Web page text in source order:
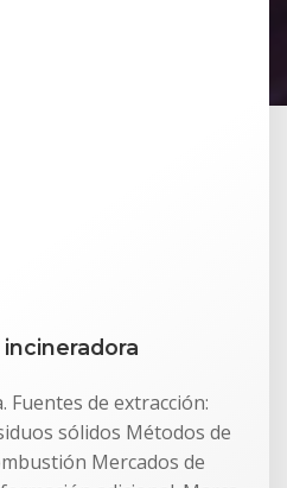
Fuentes de extracción:
sólidos Métodos de
Mercados de